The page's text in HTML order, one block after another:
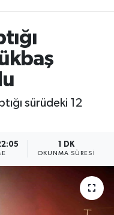
sürüdeki 12
1 DK
OKUNMA SÜRESI